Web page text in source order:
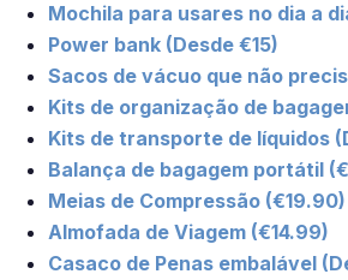
Mochila para usares no dia a
Power bank (Desde €15)
Sacos de vácuo que não
Kits de organização de
Kits de transporte de líquidos
Balança de bagagem portátil
Meias de Compressão (€19.90)
Almofada de Viagem (€14.99)
Casaco de Penas embalável